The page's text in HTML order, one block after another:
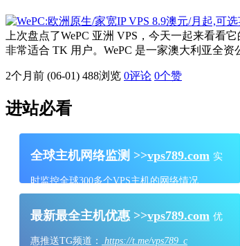
上次盘点了WePC 亚洲 VPS，今天一起来看看
非常适合 TK 用户。WePC 是一家澳大利亚全
2个月前 (06-01) 488浏览 0评论 0个赞
进站必看
全球主机网络监测 >>vps789.com 实
时监控全球300多个VPS主机的网络情况
最新最全主机优惠 >>vps789.com 优
惠推送TG频道：
https://t.me/vps789_c